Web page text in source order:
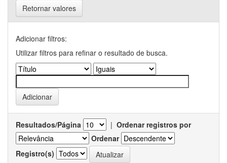
Retornar valores
Adicionar filtros:
Utilizar filtros para refinar o resultado de busca.
Resultados/Página | Ordenar registros por
Ordenar
Registro(s)